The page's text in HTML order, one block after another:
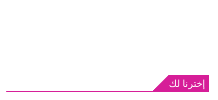
إخترنا لك